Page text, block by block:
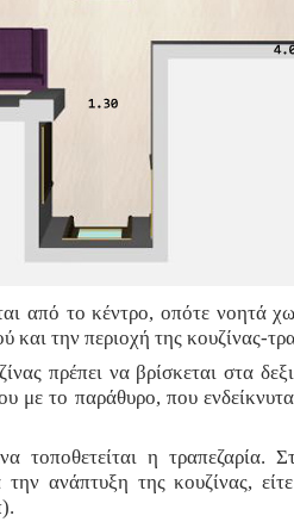
από το κέντρο, οπότε νοητά
και την περιοχή της κουζίνας-
πρέπει να βρίσκεται στα
με το παράθυρο, που
τοποθετείται η τραπεζαρία.
την ανάπτυξη της κουζίνας,